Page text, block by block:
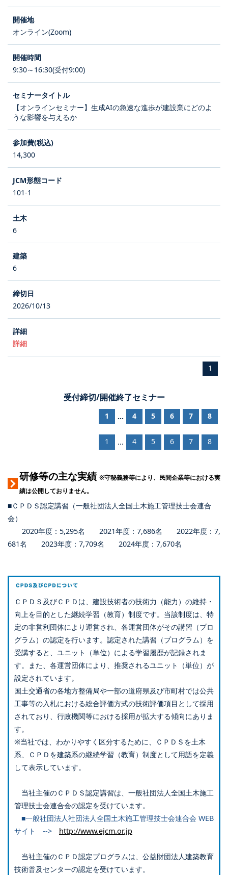
オンライン(Zoom)
9:30～16:30(受付9:00)
【オンラインセミナー】生成AIの急速な進歩が建設業にどのよ
うな影響を与えるか
14,300
101-1
6
6
2026/10/13
詳細
1
受付締切/開催終了セミナー
1 ... 4 5 6 7 8
1 ... 4 5 6 7 8
研修等の主な実績 ※守秘義務等により、民間企業等における実
績は公開しておりません。
■ＣＰＤＳ認定講習（一般社団法人全国土木施工管理技士会連合
会）
2020年度：5,295名 2021年度：7,686名 2022年度：7,
681名 2023年度：7,709名 2024年度：7,670名
ＣＰＤＳ及びＣＰＤは、建設技術者の技術力（能力）の維持・
向上を目的とした継続学習（教育）制度です。当該制度は、特
定の非営利団体により運営され、各運営団体がその講習（プロ
グラム）の認定を行います。認定された講習（プログラム）を
受講すると、ユニット（単位）による学習履歴が記録されま
す。また、各運営団体により、推奨されるユニット（単位）が
設定されています。
国土交通省の各地方整備局や一部の道府県及び市町村では公共
工事等の入札における総合評価方式の技術評価項目として採用
されており、行政機関等における採用が拡大する傾向にありま
す。
※当社では、わかりやすく区分するために、ＣＰＤＳを土木
系、ＣＰＤを建築系の継続学習（教育）制度として用語を定義
して表示しています。
当社主催のＣＰＤＳ認定講習は、一般社団法人全国土木施工
管理技士会連合会の認定を受けています。
■一般社団法人社団法人全国土木施工管理技士会連合会 WEB
サイト --> http://www.ejcm.or.jp
当社主催のＣＰＤ認定プログラムは、公益財団法人建築教育
技術普及センターの認定を受けています。